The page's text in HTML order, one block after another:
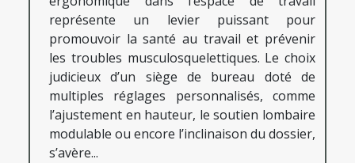
représente un levier puissant pour
promouvoir la santé au travail et prévenir
les troubles musculosquelettiques. Le choix
judicieux d’un siège de bureau doté de
multiples réglages personnalisés, comme
l’ajustement en hauteur, le soutien lombaire
modulable ou encore l’inclinaison du dossier,
s’avère...